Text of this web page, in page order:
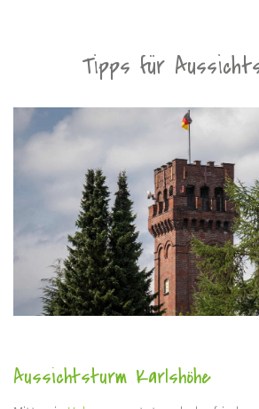
Tipps für
Aussichtsturm Karlshöhe